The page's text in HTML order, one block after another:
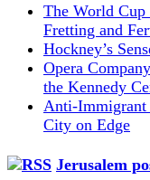
The World
Fretting and
Hockney’s
Opera
the Kennedy
Anti-Immigrant
City on Edge
Jerusalem